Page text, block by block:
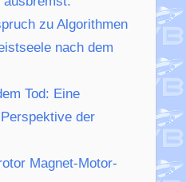
zu Algorithmen
nach dem
Tod: Eine
der
Magnet-Motor-